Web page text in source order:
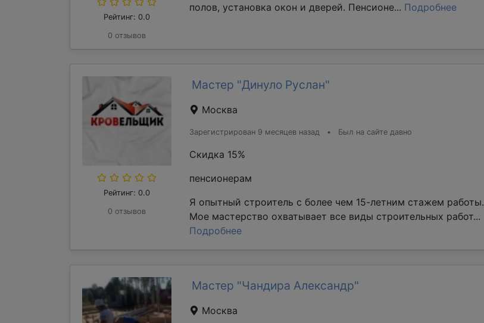
Рейтинг: 0.0
0 отзывов
полов, установка окон и дверей. Пенсионе... Подробнее
Рейтинг: 0.0
0 отзывов
Мастер "Динуло Руслан"
Москва
Зарегистрирован 9 месяцев назад • Был на сайте давно
Скидка 15%
пенсионерам
Я опытный строитель с более чем 15-летним стажем работы.
Мое мастерство охватывает все виды строительных работ...
Подробнее
Мастер "Чандира Александр"
Москва